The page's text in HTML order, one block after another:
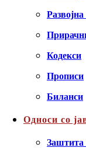
Кодекси
Прописи
Биланси
Односи со
Заштита